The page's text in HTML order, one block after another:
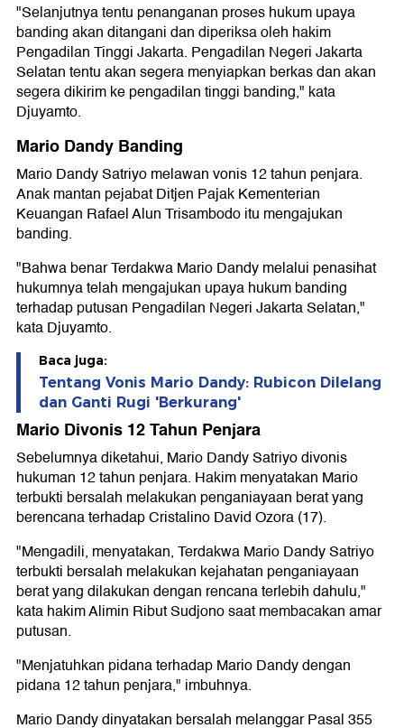
"Selanjutnya tentu penanganan proses hukum upaya
banding akan ditangani dan diperiksa oleh hakim
Pengadilan Tinggi Jakarta. Pengadilan Negeri Jakarta
Selatan tentu akan segera menyiapkan berkas dan akan
segera dikirim ke pengadilan tinggi banding," kata
Djuyamto.
Mario Dandy Banding
Mario Dandy Satriyo melawan vonis 12 tahun penjara.
Anak mantan pejabat Ditjen Pajak Kementerian
Keuangan Rafael Alun Trisambodo itu mengajukan
banding.
"Bahwa benar Terdakwa Mario Dandy melalui penasihat
hukumnya telah mengajukan upaya hukum banding
terhadap putusan Pengadilan Negeri Jakarta Selatan,"
kata Djuyamto.
Baca juga:
Tentang Vonis Mario Dandy: Rubicon Dilelang
dan Ganti Rugi 'Berkurang'
Mario Divonis 12 Tahun Penjara
Sebelumnya diketahui, Mario Dandy Satriyo divonis
hukuman 12 tahun penjara. Hakim menyatakan Mario
terbukti bersalah melakukan penganiayaan berat yang
berencana terhadap Cristalino David Ozora (17).
"Mengadili, menyatakan, Terdakwa Mario Dandy Satriyo
terbukti bersalah melakukan kejahatan penganiayaan
berat yang dilakukan dengan rencana terlebih dahulu,"
kata hakim Alimin Ribut Sudjono saat membacakan amar
putusan.
"Menjatuhkan pidana terhadap Mario Dandy dengan
pidana 12 tahun penjara," imbuhnya.
Mario Dandy dinyatakan bersalah melanggar Pasal 355